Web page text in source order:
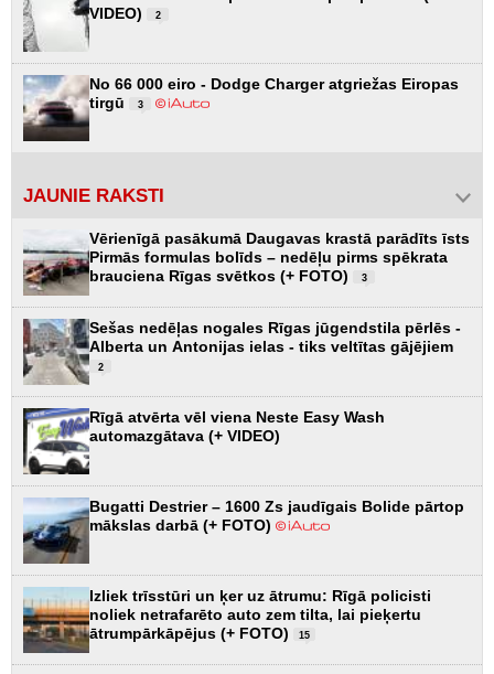
VIDEO)
2
No 66 000 eiro - Dodge Charger atgriežas Eiropas
tirgū
3
JAUNIE RAKSTI
Vērienīgā pasākumā Daugavas krastā parādīts īsts
Pirmās formulas bolīds – nedēļu pirms spēkrata
brauciena Rīgas svētkos (+ FOTO)
3
Sešas nedēļas nogales Rīgas jūgendstila pērlēs -
Alberta un Antonijas ielas - tiks veltītas gājējiem
2
Rīgā atvērta vēl viena Neste Easy Wash
automazgātava (+ VIDEO)
Bugatti Destrier – 1600 Zs jaudīgais Bolide pārtop
mākslas darbā (+ FOTO)
Izliek trīsstūri un ķer uz ātrumu: Rīgā policisti
noliek netrafarēto auto zem tilta, lai pieķertu
ātrumpārkāpējus (+ FOTO)
15